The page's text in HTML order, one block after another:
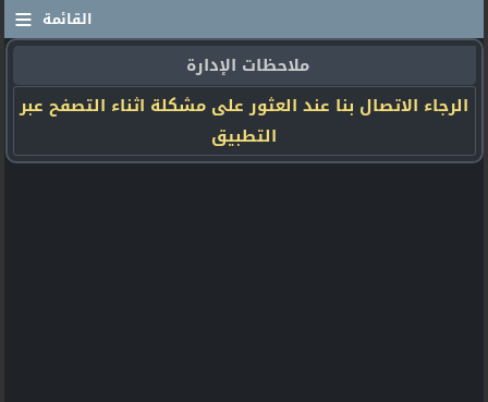
≡ القائمة
ملاحظات الإدارة
الرجاء الاتصال بنا عند العثور على مشكلة اثناء التصفح عبر
التطبيق